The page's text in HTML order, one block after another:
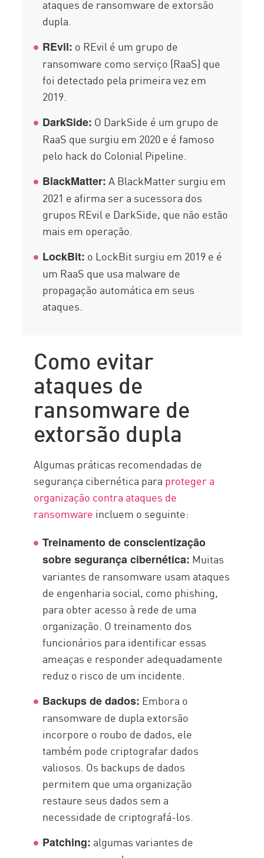
ataques de ransomware de extorsão
dupla.
REvil: o REvil é um grupo de
ransomware como serviço (RaaS) que
foi detectado pela primeira vez em
2019.
DarkSide: O DarkSide é um grupo de
RaaS que surgiu em 2020 e é famoso
pelo hack do Colonial Pipeline.
BlackMatter:A BlackMatter surgiu em
2021 e afirma ser a sucessora dos
grupos REvil e DarkSide, que não estão
mais em operação.
LockBit: o LockBit surgiu em 2019 e é
um RaaS que usa malware de
propagação automática em seus
ataques.
Como evitar
ataques de
ransomware de
extorsão dupla
Algumas práticas recomendadas de
segurança cibernética para proteger a
organização contra ataques de
ransomware incluem o seguinte:
Treinamento de conscientização
sobre segurança cibernética: Muitas
variantes de ransomware usam ataques
de engenharia social, como phishing,
para obter acesso à rede de uma
organização. O treinamento dos
funcionários para identificar essas
ameaças e responder adequadamente
reduz o risco de um incidente.
Backups de dados: Embora o
ransomware de dupla extorsão
incorpore o roubo de dados, ele
também pode criptografar dados
valiosos. Os backups de dados
permitem que uma organização
restaure seus dados sem a
necessidade de criptografá-los.
Patching: algumas variantes de